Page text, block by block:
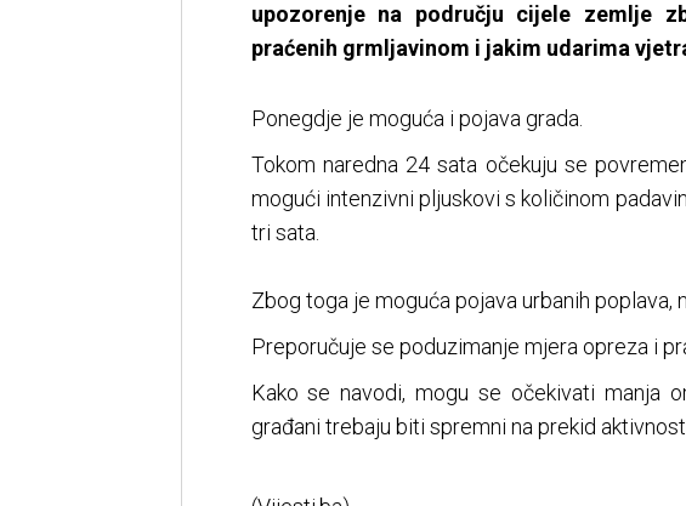
upozorenje na području cijele zemlje
praćenih grmljavinom i jakim udarima
Ponegdje je moguća i pojava grada.
Tokom naredna 24 sata očekuju se
mogući intenzivni pljuskovi s količinom
tri sata.
Zbog toga je moguća pojava urbanih poplava,
Preporučuje se poduzimanje mjera opreza i
Kako se navodi, mogu se očekivati manja
građani trebaju biti spremni na prekid